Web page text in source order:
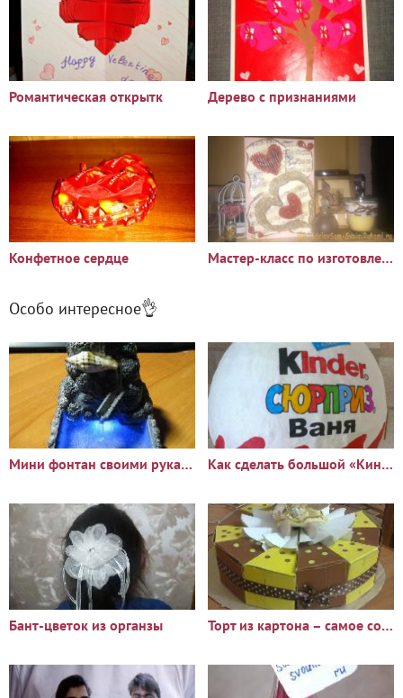
Романтическая открытк Дерево с признаниями
Конфетное сердце Мастер-класс по изготовлению открытки ко дню св. Валентина
Особо интересное👌
Мини фонтан своими руками Как сделать большой «Киндер Сюрприз» из бумаги
Бант-цветок из органзы Торт из картона – самое современное поздравление